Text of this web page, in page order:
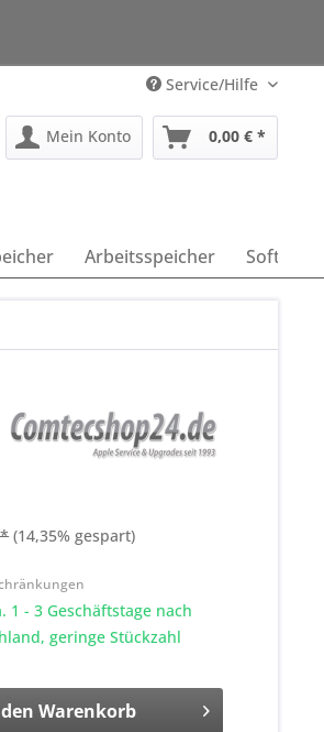
Service/Hilfe
Mein Konto 0,00 € *
Arbeitsspeicher Software
(14,35% gespart)
- 3 Geschäftstage nach
geringe Stückzahl
Warenkorb